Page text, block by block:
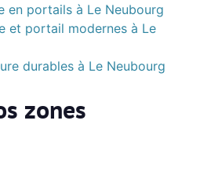
en portails à Le Neubourg
et portail modernes à Le
durables à Le Neubourg
zones